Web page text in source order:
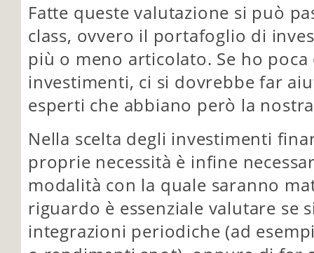
Fatte queste valutazione si può
class, ovvero il portafoglio di
più o meno articolato. Se ho poca
investimenti, ci si dovrebbe far
esperti che abbiano però la
Nella scelta degli investimenti
proprie necessità è infine
modalità con la quale saranno
riguardo è essenziale valutare se
integrazioni periodiche (ad